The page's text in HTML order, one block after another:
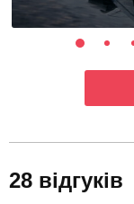
28 відгуків